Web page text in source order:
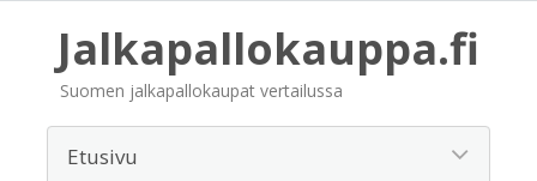
Jalkapallokauppa.fi
Suomen jalkapallokaupat vertailussa